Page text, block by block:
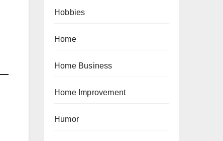
Hobbies
Home
Home Business
Home Improvement
Humor